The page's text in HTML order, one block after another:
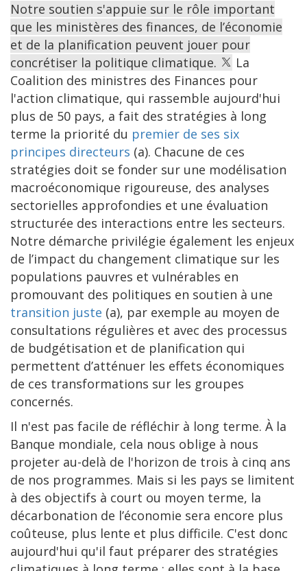
Notre soutien s'appuie sur le rôle important
que les ministères des finances, de l’économie
et de la planification peuvent jouer pour
concrétiser la politique climatique.
La
Coalition des ministres des Finances pour
l'action climatique, qui rassemble aujourd'hui
plus de 50 pays, a fait des stratégies à long
terme la priorité du premier de ses six
principes directeurs (a). Chacune de ces
stratégies doit se fonder sur une modélisation
macroéconomique rigoureuse, des analyses
sectorielles approfondies et une évaluation
structurée des interactions entre les secteurs.
Notre démarche privilégie également les enjeux
de l’impact du changement climatique sur les
populations pauvres et vulnérables en
promouvant des politiques en soutien à une
transition juste (a), par exemple au moyen de
consultations régulières et avec des processus
de budgétisation et de planification qui
permettent d’atténuer les effets économiques
de ces transformations sur les groupes
concernés.
Il n'est pas facile de réfléchir à long terme. À la
Banque mondiale, cela nous oblige à nous
projeter au-delà de l'horizon de trois à cinq ans
de nos programmes. Mais si les pays se limitent
à des objectifs à court ou moyen terme, la
décarbonation de l’économie sera encore plus
coûteuse, plus lente et plus difficile. C'est donc
aujourd'hui qu'il faut préparer des stratégies